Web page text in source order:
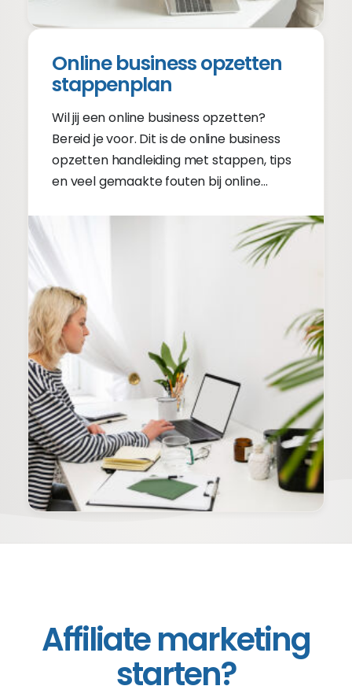
Online business opzetten
stappenplan
Wil jij een online business opzetten?
Bereid je voor. Dit is de online business
opzetten handleiding met stappen, tips
en veel gemaakte fouten bij online
Affiliate marketing
starten?